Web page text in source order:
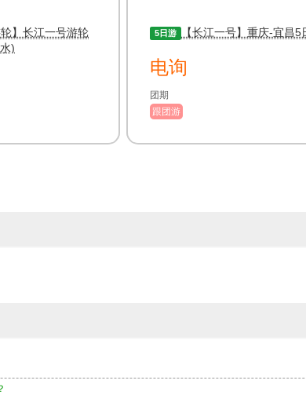
轮】长江一号游轮
)
5日游 【长江一号】重庆-宜昌5
电询
团期
跟团游